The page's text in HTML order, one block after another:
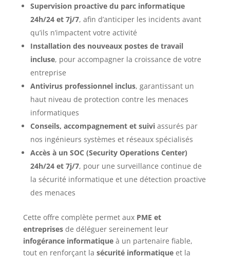
Supervision proactive du parc informatique
24h/24 et 7j/7, afin d’anticiper les incidents avant
qu’ils n’impactent votre activité
Installation des nouveaux postes de travail
incluse, pour accompagner la croissance de votre
entreprise
Antivirus professionnel inclus, garantissant un
haut niveau de protection contre les menaces
informatiques
Conseils, accompagnement et suiviassurés par
nos ingénieurs systèmes et réseaux spécialisés
Accès à un SOC (Security Operations Center)
24h/24 et 7j/7, pour une surveillance continue de
la sécurité informatique et une détection proactive
des menaces
Cette offre complète permet aux PME et
entreprisesde déléguer sereinement leur
infogérance informatiqueà un partenaire fiable,
tout en renforçant la sécurité informatiqueet la